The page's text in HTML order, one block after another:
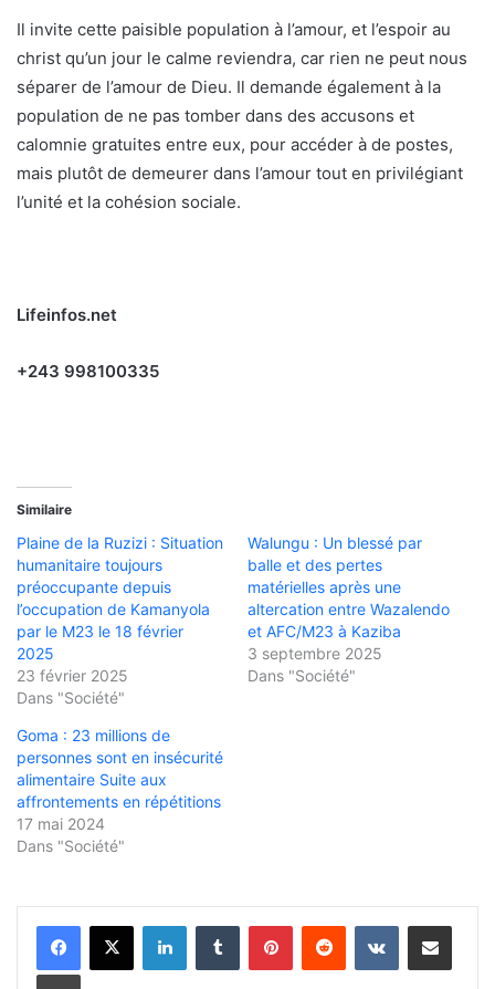
Il invite cette paisible population à l’amour, et l’espoir au
christ qu’un jour le calme reviendra, car rien ne peut nous
séparer de l’amour de Dieu. Il demande également à la
population de ne pas tomber dans des accusons et
calomnie gratuites entre eux, pour accéder à de postes,
mais plutôt de demeurer dans l’amour tout en privilégiant
l’unité et la cohésion sociale.
Lifeinfos.net
+243 998100335
Similaire
Plaine de la Ruzizi : Situation
humanitaire toujours
préoccupante depuis
l’occupation de Kamanyola
par le M23 le 18 février
2025
23 février 2025
Dans "Société"
Walungu : Un blessé par
balle et des pertes
matérielles après une
altercation entre Wazalendo
et AFC/M23 à Kaziba
3 septembre 2025
Dans "Société"
Goma : 23 millions de
personnes sont en insécurité
alimentaire Suite aux
affrontements en répétitions
17 mai 2024
Dans "Société"